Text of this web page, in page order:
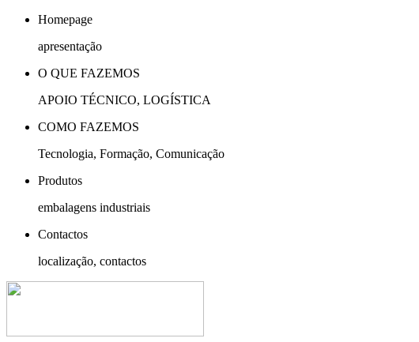
Homepage
apresentação
O QUE FAZEMOS
APOIO TÉCNICO, LOGÍSTICA
COMO FAZEMOS
Tecnologia, Formação, Comunicação
Produtos
embalagens industriais
Contactos
localização, contactos